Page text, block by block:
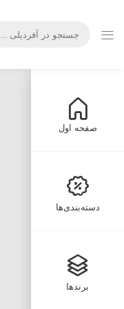
صفحه اول
دسته‌بندی‌ها
برندها